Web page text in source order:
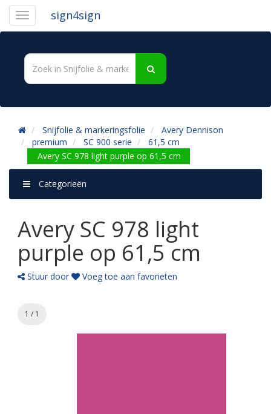
sign4sign
Snijfolie & markeringsfolie
Avery Dennison
premium
SC 900 serie
61,5 cm
Avery SC 978 light purple op 61,5 cm
Categorieën
Avery SC 978 light
purple op 61,5 cm
Stuur door Voeg toe aan favorieten
1 / 1